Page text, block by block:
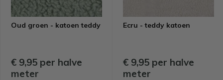
Oud groen - katoen teddy
€ 9,95 per halve
meter
Ecru - teddy katoen
€ 9,95 per halve
meter